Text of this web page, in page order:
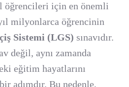
öğrencileri için en önemli
milyonlarca öğrencinin
Sistemi (LGS) sınavıdır.
değil, aynı zamanda
eğitim hayatlarını
adımdır. Bu nedenle,